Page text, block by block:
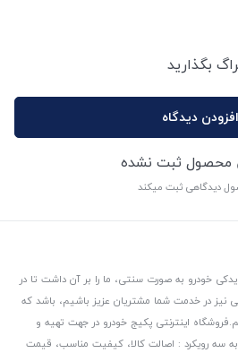
بگذارید
افزودن دیدگاه
محصول ثبت نشده
دیدگاهی ثبت میکند
خودرو به صورت سنتی، ما را بر آن داشت تا در
نیز در خدمت شما مشتریان عزیز باشیم، باشد که
فروشگاه اینترنتی پکیج خودرو در جهت تهیه و
سه رویکرد : اصالت کالا، کیفیت مناسب، قیمت